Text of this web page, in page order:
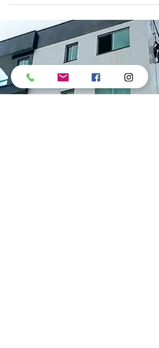
As fachadas precisam de um cuidado
de visitas dos empreendimentos. Por isso,
necessário contar com mão de obra
confiável e especializada na hora de
construir ou reformar esse tipo de estrutura.
Segurança: Uma fachada bem cuidada é
mais segura. Valorização: A reforma pode